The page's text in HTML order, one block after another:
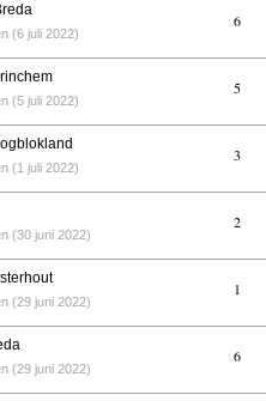
(6 juli 2022)
6
(5 juli 2022)
5
(1 juli 2022)
3
(30 juni 2022)
2
(29 juni 2022)
1
(29 juni 2022)
6